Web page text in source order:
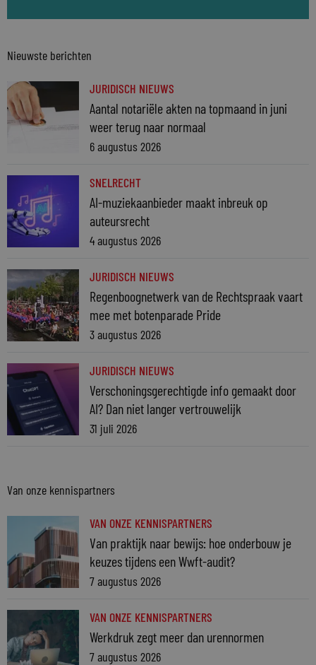
Nieuwste berichten
JURIDISCH NIEUWS
Aantal notariële akten na topmaand in juni
weer terug naar normaal
6 augustus 2026
SNELRECHT
AI-muziekaanbieder maakt inbreuk op
auteursrecht
4 augustus 2026
JURIDISCH NIEUWS
Regenboognetwerk van de Rechtspraak vaart
mee met botenparade Pride
3 augustus 2026
JURIDISCH NIEUWS
Verschoningsgerechtigde info gemaakt door
AI? Dan niet langer vertrouwelijk
31 juli 2026
Van onze kennispartners
VAN ONZE KENNISPARTNERS
Van praktijk naar bewijs: hoe onderbouw je
keuzes tijdens een Wwft-audit?
7 augustus 2026
VAN ONZE KENNISPARTNERS
Werkdruk zegt meer dan urennormen
7 augustus 2026